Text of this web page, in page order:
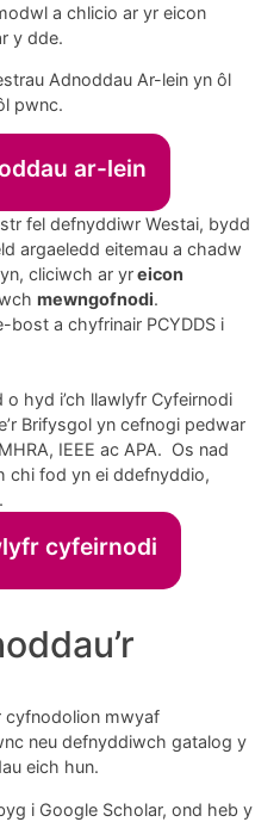
a chlicio ar yr eicon
y dde.
Adnoddau Ar-lein yn ôl
pwnc.
ar-lein
fel defnyddiwr Westai, bydd
argaeledd eitemau a chadw
cliciwch ar yreicon
mewngofnodi.
a chyfrinair PCYDDS i
hyd i’ch llawlyfr Cyfeirnodi
Brifysgol yn cefnogi pedwar
IEEE ac APA. Os nad
chi fod yn ei ddefnyddio,
cyfeirnodi
cyfnodolion mwyaf
neu defnyddiwch gatalog y
eich hun.
i Google Scholar, ond heb y